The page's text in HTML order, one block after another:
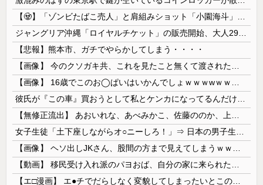
【悲報】熊本市、ガチでやらかしてしまう・・・・